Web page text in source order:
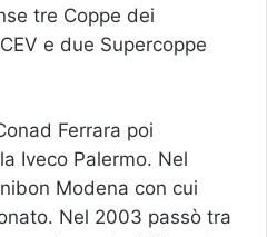
tre Coppe dei
e due Supercoppe
Ferrara poi
Iveco Palermo. Nel
Modena con cui
Nel 2003 passò tra